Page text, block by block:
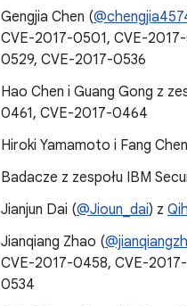
Gengjia Chen (
CVE-2017-0501, CVE-
0529, CVE-2017-0536
Hao Chen i Guang Gong z
0461, CVE-2017-0464
Hiroki Yamamoto i Fang
Badacze z zespołu IBM
Jianjun Dai (@Jioun_dai) z
Jianqiang Zhao (
CVE-2017-0458, CVE-
0534